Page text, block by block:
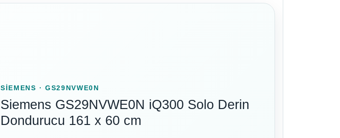
SIEMENS · GS29NVWE0N
Siemens GS29NVWE0N iQ300 Solo Derin
Dondurucu 161 x 60 cm